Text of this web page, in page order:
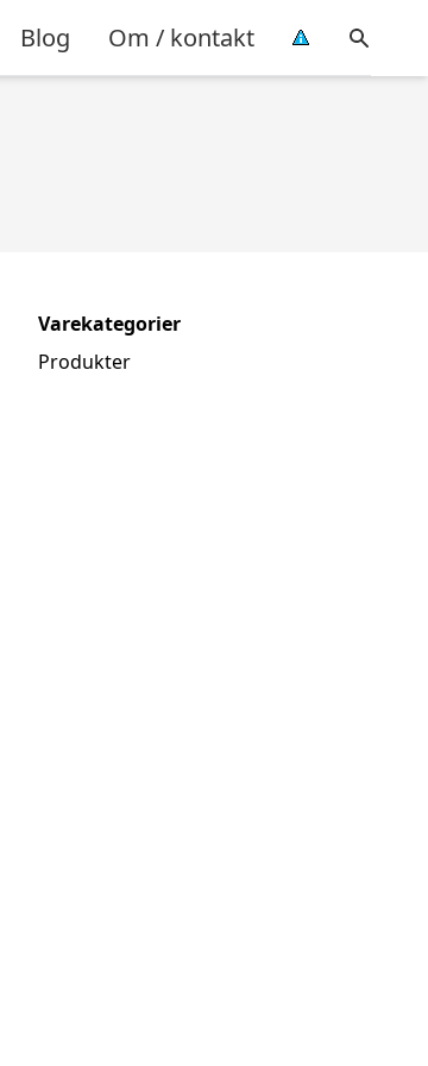
Blog Om / kontakt
Varekategorier
Produkter